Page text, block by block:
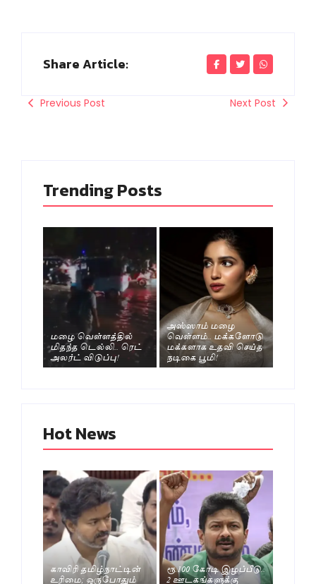
Share Article:
Previous Post Next Post
Trending Posts
மழை வெள்ளத்தில்
மிதந்த டெல்லி.. ரெட்
அலர்ட் விடுப்பு!
அஸ்ஸாம் மழை
வெள்ளம்.. மக்களோடு
மக்களாக உதவி செய்த
நடிகை பூமி!
Hot News
காவிரி தமிழ்நாட்டின்
உரிமை; ஒருபோதும்
ரூ.100 கோடி இழப்பீடு..
2 ஊடகங்களுக்கு